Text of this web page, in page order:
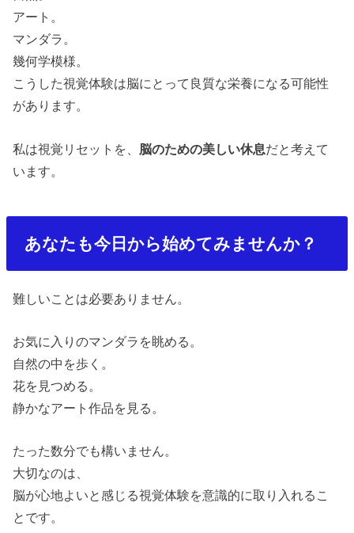
アート。
マンダラ。
幾何学模様。
こうした視覚体験は脳にとって良質な栄養になる可能性
があります。
私は視覚リセットを、 脳のための美しい休息だと考えて
います。
あなたも今日から始めてみませんか？
難しいことは必要ありません。
お気に入りのマンダラを眺める。
自然の中を歩く。
花を見つめる。
静かなアート作品を見る。
たった数分でも構いません。
大切なのは、
脳が心地よいと感じる視覚体験を意識的に取り入れるこ
とです。